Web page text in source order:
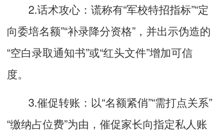
2.话术攻心：谎称有“军校特招指标”“定
向委培名额”“补录降分资格”，并出示伪造的
“空白录取通知书”或“红头文件”增加可信
度。
3.催促转账：以“名额紧俏”“需打点关系”
“缴纳占位费”为由，催促家长向指定私人账